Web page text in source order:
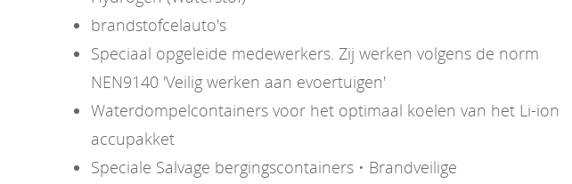
brandstofcelauto's
Speciaal opgeleide medewerkers. Zij werken volgens de norm
NEN9140 'Veilig werken aan evoertuigen'
Waterdompelcontainers voor het optimaal koelen van het Li-ion
accupakket
Speciale Salvage bergingscontainers • Brandveilige